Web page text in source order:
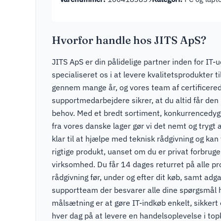
Hvorfor handle hos JITS ApS?
JITS ApS er din pålidelige partner inden for IT-
specialiseret os i at levere kvalitetsprodukter
gennem mange år, og vores team af
supportmedarbejdere sikrer, at du altid får
behov. Med et bredt sortiment,
fra vores danske lager gør vi det nemt og trygt
klar til at hjælpe med teknisk rådgivning og kan
rigtige produkt, uanset om du er privat
virksomhed. Du får 14 dages returret på alle
rådgivning før, under og efter dit køb, samt
supportteam der besvarer alle dine spørgsmål
målsætning er at gøre IT-indkøb enkelt, sikkert
hver dag på at levere en handelsoplevelse i